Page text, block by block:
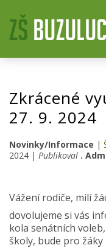
Zkrácené
27. 9. 2024
Novinky/Informace |
2024 | Publikoval .
Vážení rodiče, milí
dovolujeme si vás
kola senátních
školy, bude pro